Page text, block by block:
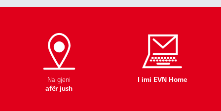
Na gjeni
afër jush
I imi EVN Home